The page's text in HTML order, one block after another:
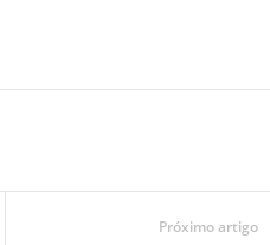
Próximo artigo